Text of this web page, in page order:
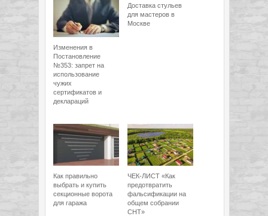
Изменения в
Постановление
№353: запрет на
использование
чужих
сертификатов и
деклараций
Доставка стульев
для мастеров в
Москве
Как правильно
выбрать и купить
секционные ворота
для гаража
ЧЕК-ЛИСТ «Как
предотвратить
фальсификации на
общем собрании
СНТ»